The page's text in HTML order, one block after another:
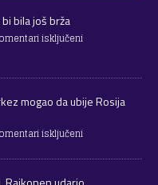
bila još brža
isključeni
mogao da ubije Rosija
isključeni